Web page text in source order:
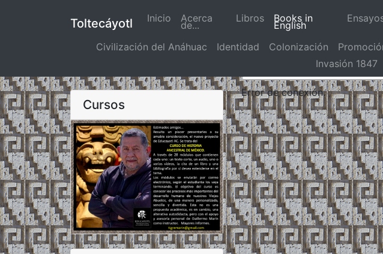
Toltecáyotl Inicio (actual)
Acerca
de...
Libros Books in
English
Civilización del Anáhuac Identidad Colonización
Invasión 1847
Cursos
Error de conexión.